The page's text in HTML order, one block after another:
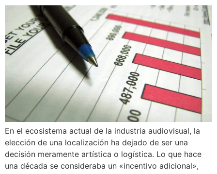
En el ecosistema actual de la industria audiovisual, la
elección de una localización ha dejado de ser una
decisión meramente artística o logística. Lo que hace
una década se consideraba un «incentivo adicional»,